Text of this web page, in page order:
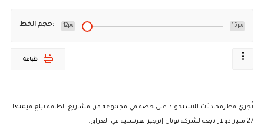
حجم الخط: 12px 15px
طباعة
تُجري قطرمحادثات للاستحواذ على حصة في مجموعة من مشاريع الطاقة تبلغ قيمتها
27 مليار دولار تابعة لشركة توتال إنرجيزالفرنسية في العراق.